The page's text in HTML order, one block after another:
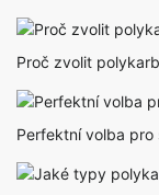
Proč zvolit
Perfektní volba